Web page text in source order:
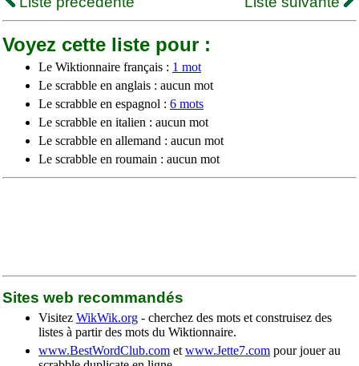
Voyez cette liste pour :
Le Wiktionnaire français : 1 mot
Le scrabble en anglais : aucun mot
Le scrabble en espagnol : 6 mots
Le scrabble en italien : aucun mot
Le scrabble en allemand : aucun mot
Le scrabble en roumain : aucun mot
Sites web recommandés
Visitez WikWik.org - cherchez des mots et construisez des
listes à partir des mots du Wiktionnaire.
www.BestWordClub.com et www.Jette7.com pour jouer au